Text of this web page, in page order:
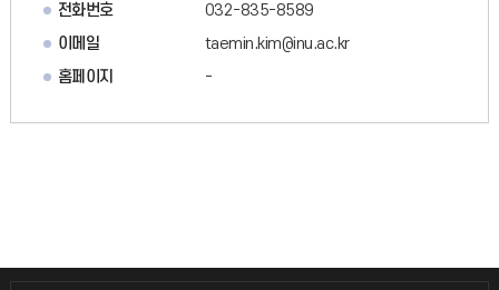
전화번호
032-835-8589
이메일
taemin.kim@inu.ac.kr
홈페이지
-